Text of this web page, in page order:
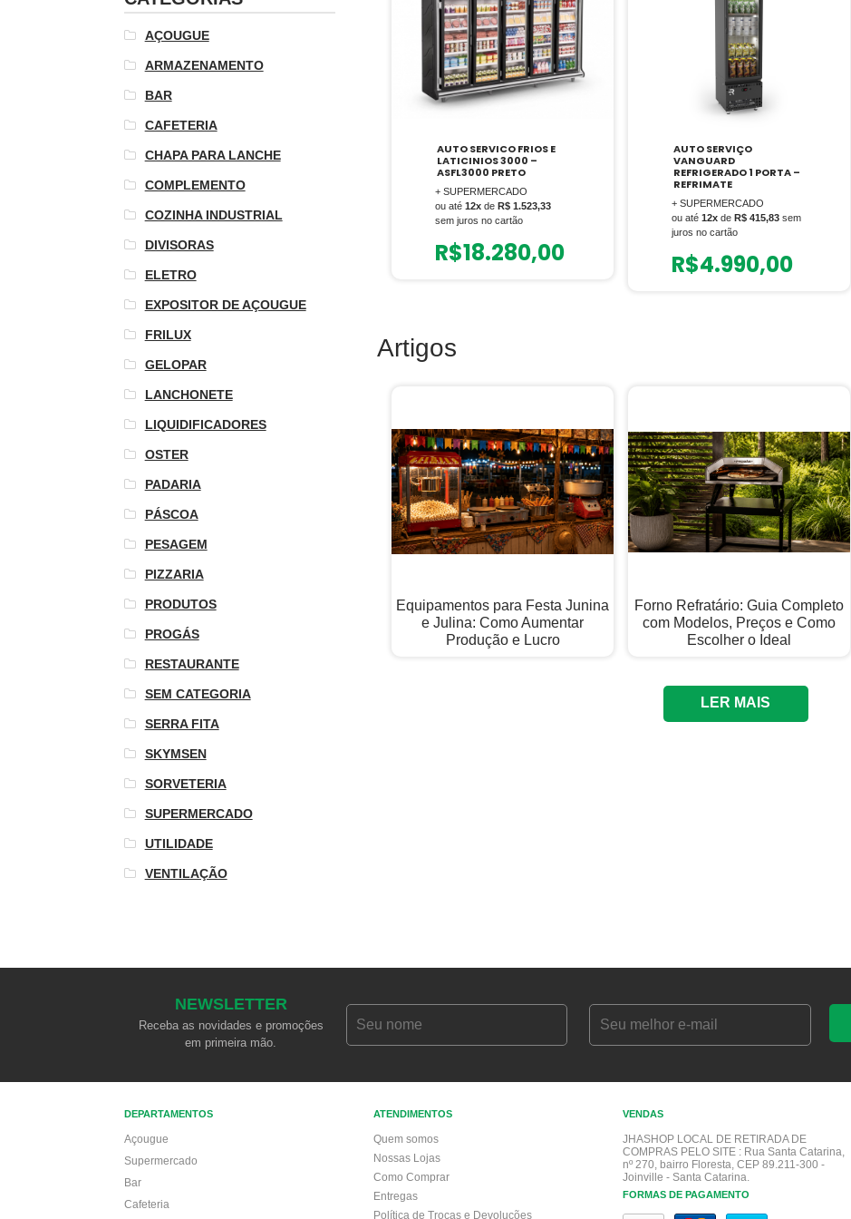
AUTO SERVICO FRIOS E
LATICINIOS 3000 –
ASFL3000 PRETO
+ SUPERMERCADO
ou até12x de R$ 1.523,33
sem juros no cartão
R$18.280,00
AUTO SERVIÇO
VANGUARD
REFRIGERADO 1 PORTA –
REFRIMATE
+ SUPERMERCADO
ou até12x de R$ 415,83 sem
juros no cartão
R$4.990,00
Artigos
Equipamentos para Festa Junina
e Julina: Como Aumentar
Produção e Lucro
Forno Refratário: Guia Completo
com Modelos, Preços e Como
Escolher o Ideal
LER MAIS
AÇOUGUE
ARMAZENAMENTO
BAR
CAFETERIA
CHAPA PARA LANCHE
COMPLEMENTO
COZINHA INDUSTRIAL
DIVISORAS
ELETRO
EXPOSITOR DE AÇOUGUE
FRILUX
GELOPAR
LANCHONETE
LIQUIDIFICADORES
OSTER
PADARIA
PÁSCOA
PESAGEM
PIZZARIA
PRODUTOS
PROGÁS
RESTAURANTE
SEM CATEGORIA
SERRA FITA
SKYMSEN
SORVETERIA
SUPERMERCADO
UTILIDADE
VENTILAÇÃO
NEWSLETTER
Receba as novidades e promoções
em primeira mão.
DEPARTAMENTOS
Açougue
Supermercado
Bar
Cafeteria
ATENDIMENTOS
Quem somos
Nossas Lojas
Como Comprar
Entregas
Política de Trocas e Devoluções
VENDAS
JHASHOP LOCAL DE RETIRADA DE
COMPRAS PELO SITE : Rua Santa Catarina,
nº 270, bairro Floresta, CEP 89.211-300 -
Joinville - Santa Catarina.
FORMAS DE PAGAMENTO